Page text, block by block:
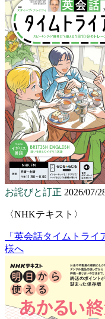
お詫びと訂正 2026/07/
〈NHKテキスト〉
「英会話タイムトラ
様へ